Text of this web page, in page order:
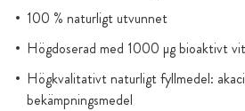
100 % naturligt utvunnet
Högdoserad med 1000 µg bioaktivt
Högkvalitativt naturligt fyllmedel:
bekämpningsmedel